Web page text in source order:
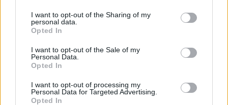
not limited to your visit or usage behaviour. You may click to
grant or deny consent to Google and its third-party tags to
use your data for below specified purposes in below Google
consent section.
I want to opt-out of the Sharing of my
personal data.
Opted In
I want to opt-out of the Sale of my
Personal Data.
Opted In
I want to opt-out of processing my
Personal Data for Targeted Advertising.
Opted In
VW: Η δύσκολη εξίσωση
της αναδιάρθρωσης
το Αρχαίο Θέατρο